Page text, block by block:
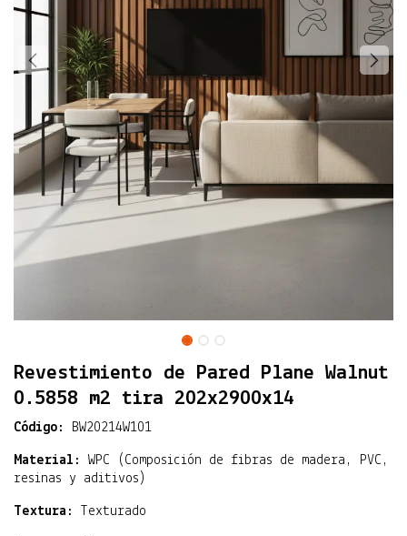
Revestimiento de Pared Plane Walnut
0.5858 m2 tira 202x2900x14
Código: BW20214W101
Material:
WPC (Composición de fibras de madera, PVC,
resinas y aditivos)
Textura: Texturado